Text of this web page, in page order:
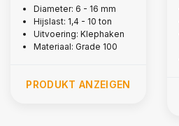
Güteklasse 10
Diameter: 6 - 16 mm
Hijslast: 1,4 - 10 ton
Uitvoering: Klephaken
Materiaal: Grade 100
PRODUKT ANZEIGEN